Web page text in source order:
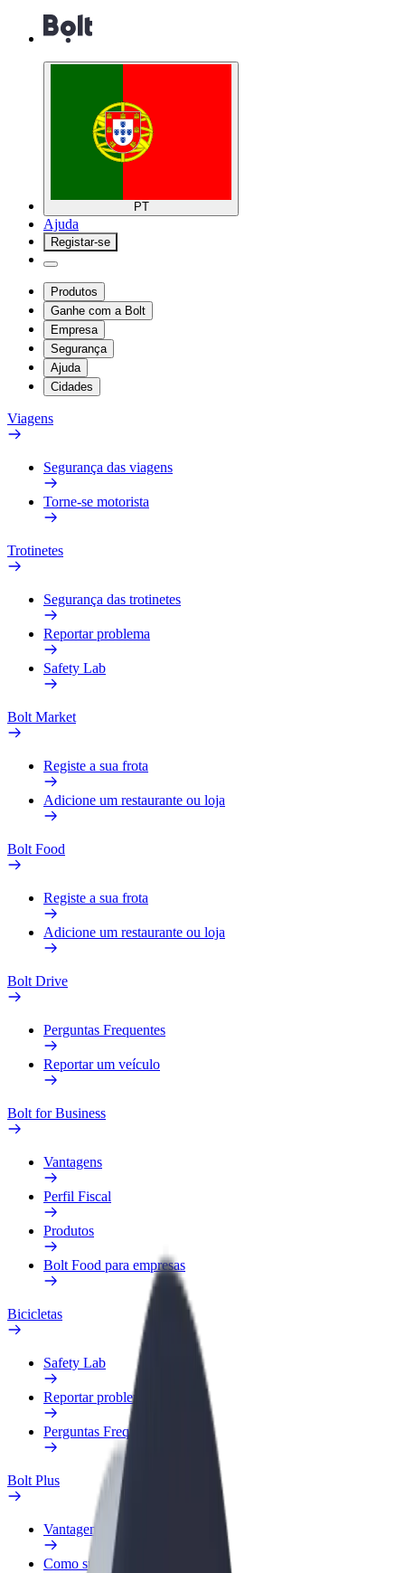
PT
Ajuda
Registar-se
Produtos
Ganhe com a Bolt
Empresa
Segurança
Ajuda
Cidades
Viagens
Segurança das viagens
Torne-se motorista
Trotinetes
Segurança das trotinetes
Reportar problema
Safety Lab
Bolt Market
Registe a sua frota
Adicione um restaurante ou loja
Bolt Food
Registe a sua frota
Adicione um restaurante ou loja
Bolt Drive
Perguntas Frequentes
Reportar um veículo
Bolt for Business
Vantagens
Perfil Fiscal
Produtos
Bolt Food para empresas
Bicicletas
Safety Lab
Reportar problema
Perguntas Frequentes
Bolt Plus
Vantagens
Como subscrever